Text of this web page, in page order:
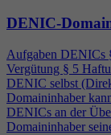
DENIC-
Aufgaben DENICs
Vergütung § 5
DENIC selbst
Domaininhaber
DENICs an der
Domaininhaber